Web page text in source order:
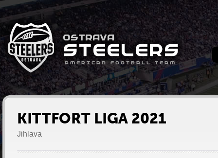
KITTFORT LIGA 2021
Jihlava